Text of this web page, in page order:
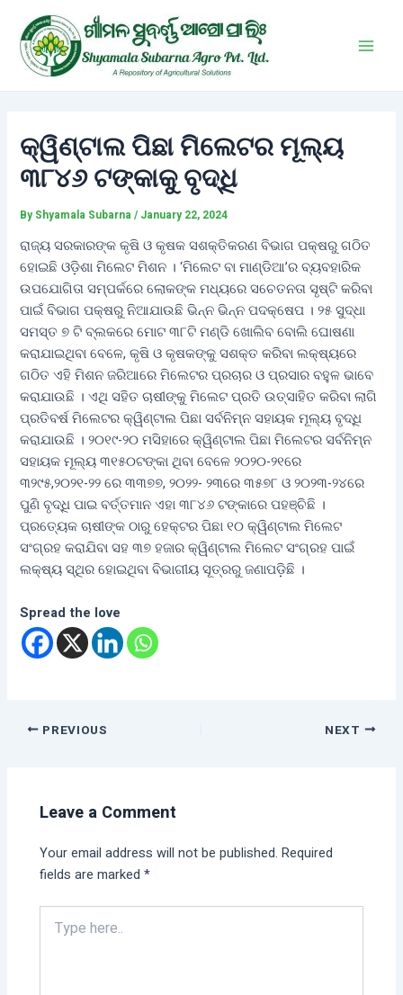
content
କ୍ୱିଣ୍ଟାଲ ପିଛା ମିଲେଟର ମୂଲ୍ୟ
୩୮୪୬ ଟଙ୍କାକୁ ବୃଦ୍ଧି
By Shyamala Subarna/ January 22, 2024
ରାଜ୍ୟ ସରକାରଙ୍କ କୃଷି ଓ କୃଷକ ସଶକ୍ତିକରଣ ବିଭାଗ ପକ୍ଷରୁ ଗଠିତ
ହୋଇଛି ଓଡ଼ିଶା ମିଲେଟ ମିଶନ । ‘ମିଲେଟ ବା ମାଣ୍ଡିଆ’ର ବ୍ୟବହାରିକ
ଉପଯୋଗିତା ସମ୍ପର୍କରେ ଲୋକଙ୍କ ମଧ୍ୟରେ ସଚେତନତା ସୃଷ୍ଟି କରିବା
ପାଇଁ ବିଭାଗ ପକ୍ଷରୁ ନିଆଯାଉଛି ଭିନ୍ନ ଭିନ୍ନ ପଦକ୍ଷେପ । ୨୫ ସୁଦ୍ଧା
ସମସ୍ତ ୭ ଟି ବ୍ଲକରେ ମୋଟ ୩୮ଟି ମଣ୍ଡି ଖୋଲିବ ବୋଲି ଘୋଷଣା
କରାଯାଇଥିବା ବେଳେ, କୃଷି ଓ କୃଷକଙ୍କୁ ସଶକ୍ତ କରିବା ଲକ୍ଷ୍ୟରେ
ଗଠିତ ଏହି ମିଶନ ଜରିଆରେ ମିଲେଟର ପ୍ରଚାର ଓ ପ୍ରସାର ବହୁଳ ଭାବେ
କରାଯାଉଛି । ଏଥି ସହିତ ଚାଷୀଙ୍କୁ ମିଲେଟ ପ୍ରତି ଉତ୍ସାହିତ କରିବା ଲାଗି
ପ୍ରତିବର୍ଷ ମିଲେଟର କ୍ୱିଣ୍ଟାଲ ପିଛା ସର୍ବନିମ୍ନ ସହାୟକ ମୂଲ୍ୟ ବୃଦ୍ଧି
କରାଯାଉଛି । ୨୦୧୯-୨୦ ମସିହାରେ କ୍ୱିଣ୍ଟାଲ ପିଛା ମିଲେଟର ସର୍ବନିମ୍ନ
ସହାୟକ ମୂଲ୍ୟ ୩୧୫୦ଟଙ୍କା ଥିବା ବେଳେ ୨୦୨୦-୨୧ରେ
୩୨୯୫,୨୦୨୧-୨୨ ରେ ୩୩୭୭, ୨୦୨୨- ୨୩ରେ ୩୫୭୮ ଓ ୨୦୨୩-୨୪ରେ
ପୁଣି ବୃଦ୍ଧି ପାଇ ବର୍ତ୍ତମାନ ଏହା ୩୮୪୬ ଟଙ୍କାରେ ପହଞ୍ଚିଛି ।
ପ୍ରତ୍ୟେକ ଚାଷୀଙ୍କ ଠାରୁ ହେକ୍ଟର ପିଛା ୧୦ କ୍ୱିଣ୍ଟାଲ ମିଲେଟ
ସଂଗ୍ରହ କରାଯିବା ସହ ୩୭ ହଜାର କ୍ୱିଣ୍ଟାଲ ମିଲେଟ ସଂଗ୍ରହ ପାଇଁ
ଲକ୍ଷ୍ୟ ସ୍ଥିର ହୋଇଥିବା ବିଭାଗୀୟ ସୂତ୍ରରୁ ଜଣାପଡ଼ିଛି ।
Spread the love
navigation
PREVIOUS NEXT
Leave a Comment
Your email address will not be published. Required
fields are marked*
here..